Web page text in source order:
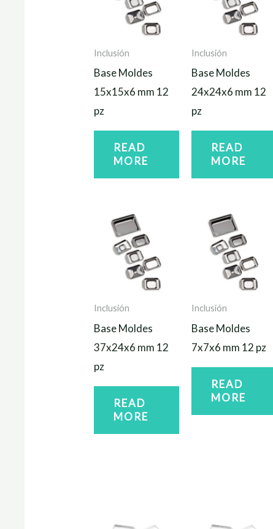
Inclusión
Base Moldes
15x15x6 mm 12
pz
READ
MORE
Inclusión
Base Moldes
24x24x6 mm 12
pz
READ
MORE
Inclusión
Base Moldes
37x24x6 mm 12
pz
READ
MORE
Inclusión
Base Moldes
7x7x6 mm 12 pz
READ
MORE